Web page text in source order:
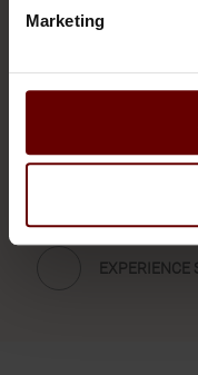
Marketing
EXPERIENCE
Unspoilt nature, the
Adventure for young
EXPERIENCE